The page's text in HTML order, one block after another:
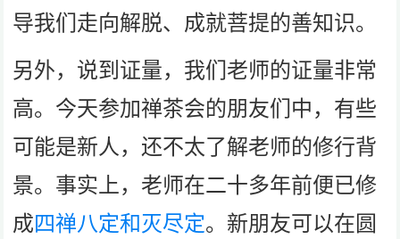
导我们走向解脱、成就菩提的善知识。
另外，说到证量，我们老师的证量非常
高。今天参加禅茶会的朋友们中，有些
可能是新人，还不太了解老师的修行背
景。事实上，老师在二十多年前便已修
成四禅八定和灭尽定。新朋友可以在圆